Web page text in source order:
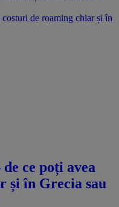
de roaming chiar și în
ce poți avea
și în Grecia sau